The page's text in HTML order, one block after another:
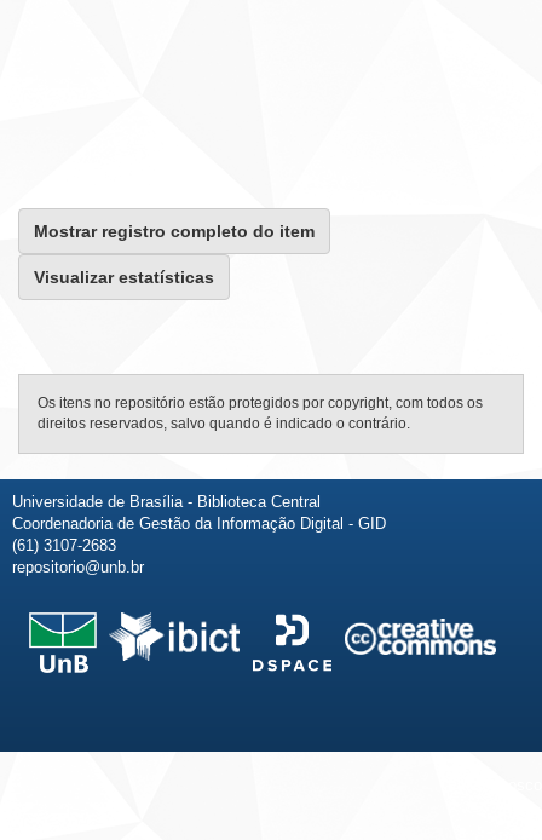
Mostrar registro completo do item
Visualizar estatísticas
Os itens no repositório estão protegidos por copyright, com todos os
direitos reservados, salvo quando é indicado o contrário.
Universidade de Brasília - Biblioteca Central
Coordenadoria de Gestão da Informação Digital - GID
(61) 3107-2683
repositorio@unb.br